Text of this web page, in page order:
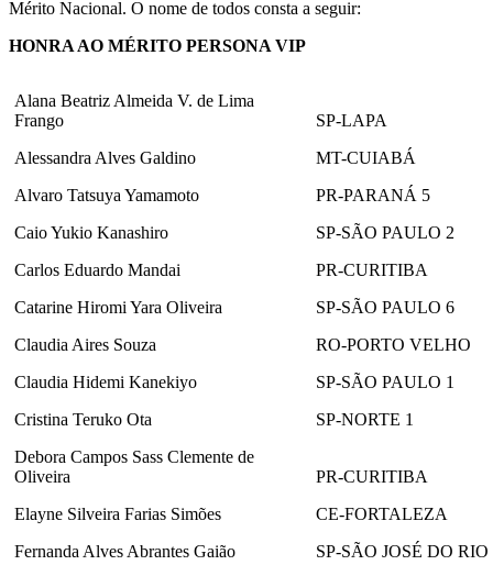
Mérito Nacional. O nome de todos consta a seguir:
HONRA AO MÉRITO PERSONA VIP
Alana Beatriz Almeida V. de Lima
Frango
SP-LAPA
Alessandra Alves Galdino
MT-CUIABÁ
Alvaro Tatsuya Yamamoto
PR-PARANÁ 5
Caio Yukio Kanashiro
SP-SÃO PAULO 2
Carlos Eduardo Mandai
PR-CURITIBA
Catarine Hiromi Yara Oliveira
SP-SÃO PAULO 6
Claudia Aires Souza
RO-PORTO VELHO
Claudia Hidemi Kanekiyo
SP-SÃO PAULO 1
Cristina Teruko Ota
SP-NORTE 1
Debora Campos Sass Clemente de
Oliveira
PR-CURITIBA
Elayne Silveira Farias Simões
CE-FORTALEZA
Fernanda Alves Abrantes Gaião
SP-SÃO JOSÉ DO